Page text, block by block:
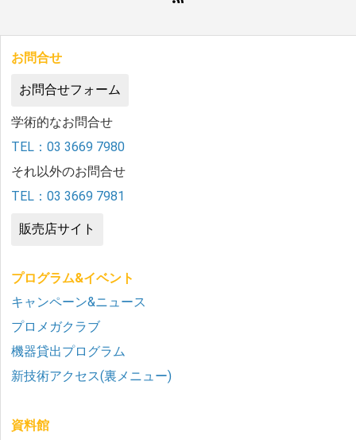
お問合せ
お問合せフォーム
学術的なお問合せ
TEL：03 3669 7980
それ以外のお問合せ
TEL：03 3669 7981
販売店サイト
プログラム&イベント
キャンペーン&ニュース
プロメガクラブ
機器貸出プログラム
新技術アクセス(裏メニュー)
資料館